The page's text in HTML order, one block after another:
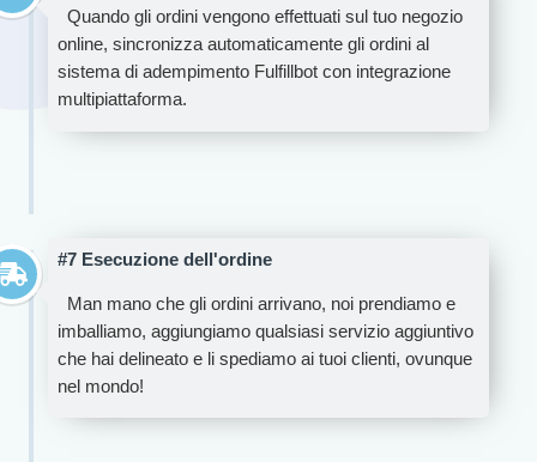
Quando gli ordini vengono effettuati sul tuo negozio
online, sincronizza automaticamente gli ordini al
sistema di adempimento Fulfillbot con integrazione
multipiattaforma.
#7 Esecuzione dell'ordine
Man mano che gli ordini arrivano, noi prendiamo e
imballiamo, aggiungiamo qualsiasi servizio aggiuntivo
che hai delineato e li spediamo ai tuoi clienti, ovunque
nel mondo!